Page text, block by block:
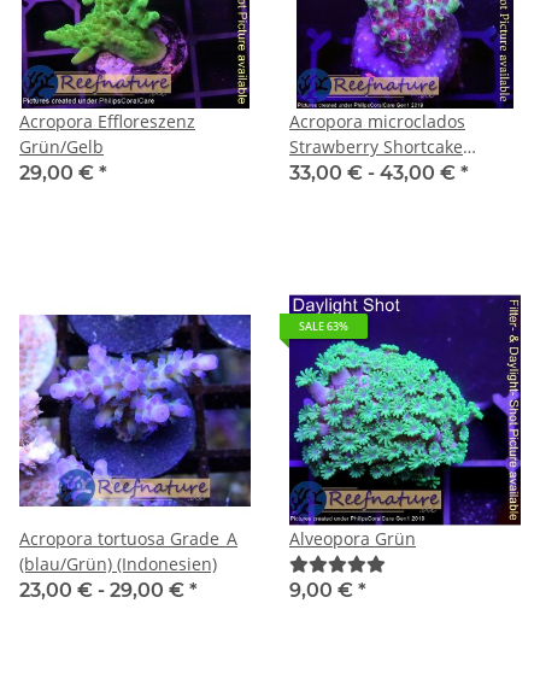
Acropora Effloreszenz
Grün/Gelb
29,00 € *
Acropora microclados
Strawberry Shortcake
(Australien)
33,00 € - 43,00 € *
Acropora tortuosa Grade_A
(blau/Grün) (Indonesien)
23,00 € - 29,00 € *
SALE 63%
Alveopora Grün
9,00 € *